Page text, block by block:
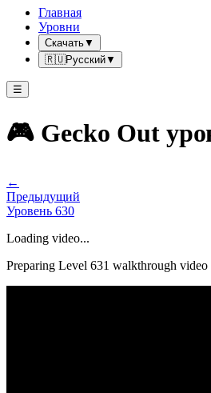
Главная
Уровни
Скачать▼
🇷🇺Русский▼
☰
🎮 Gecko Out
←
Предыдущий
Уровень 630
Loading video...
Preparing Level 631 walkthrough video